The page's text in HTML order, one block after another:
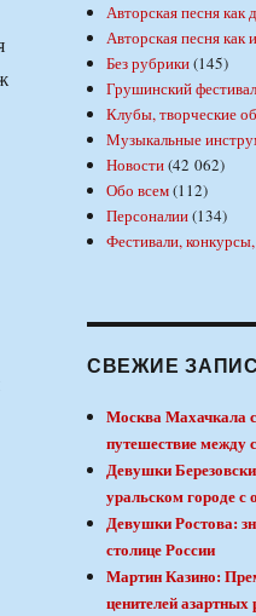
Авторская песня как
Авторская песня как
Без рубрики(145)
Грушинский
Клубы, творческие
Музыкальные
Новости(42 062)
Обо всем(112)
Персоналии(134)
Фестивали,
СВЕЖИЕ
Москва Махачкала
путешествие между
Девушки
уральском городе
Девушки Ростова:
столице России
Мартин Казино:
ценителей азартных